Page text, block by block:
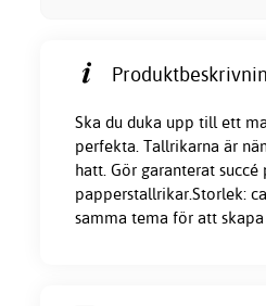
Ska du duka upp till ett
perfekta. Tallrikarna är
hatt. Gör garanterat
papperstallrikar.Storlek:
samma tema för att